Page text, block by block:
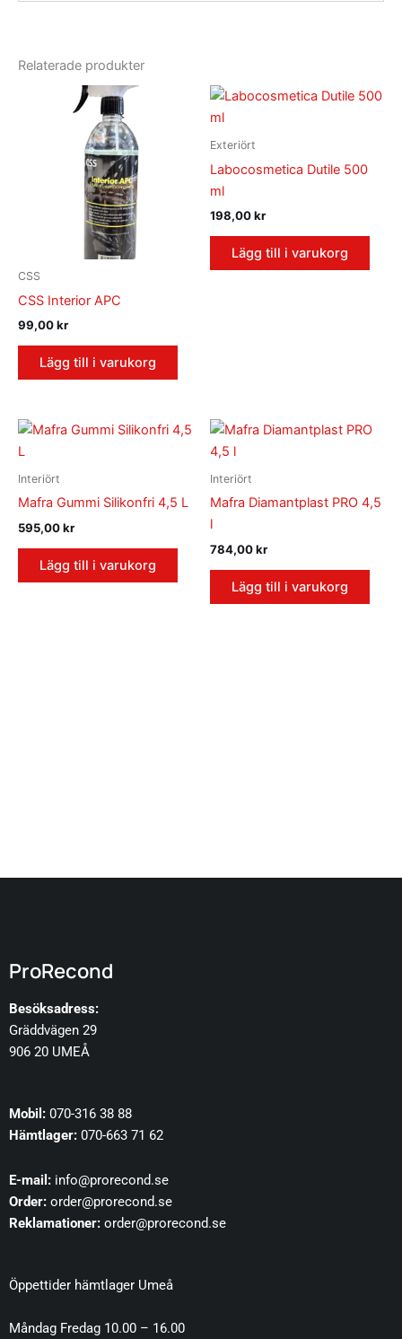
Relaterade produkter
CSS
CSS Interior APC
99,00kr
Lägg till i varukorg
Exteriört
Labocosmetica Dutile 500
ml
198,00kr
Lägg till i varukorg
Interiört
Mafra Gummi Silikonfri 4,5 L
595,00kr
Lägg till i varukorg
Interiört
Mafra Diamantplast PRO 4,5
l
784,00kr
Lägg till i varukorg
ProRecond
Besöksadress:
Gräddvägen 29
906 20 UMEÅ
Mobil: 070-316 38 88
Hämtlager: 070-663 71 62
E-mail: info@prorecond.se
Order: order@prorecond.se
Reklamationer: order@prorecond.se
Öppettider hämtlager Umeå
Måndag Fredag 10.00 – 16.00